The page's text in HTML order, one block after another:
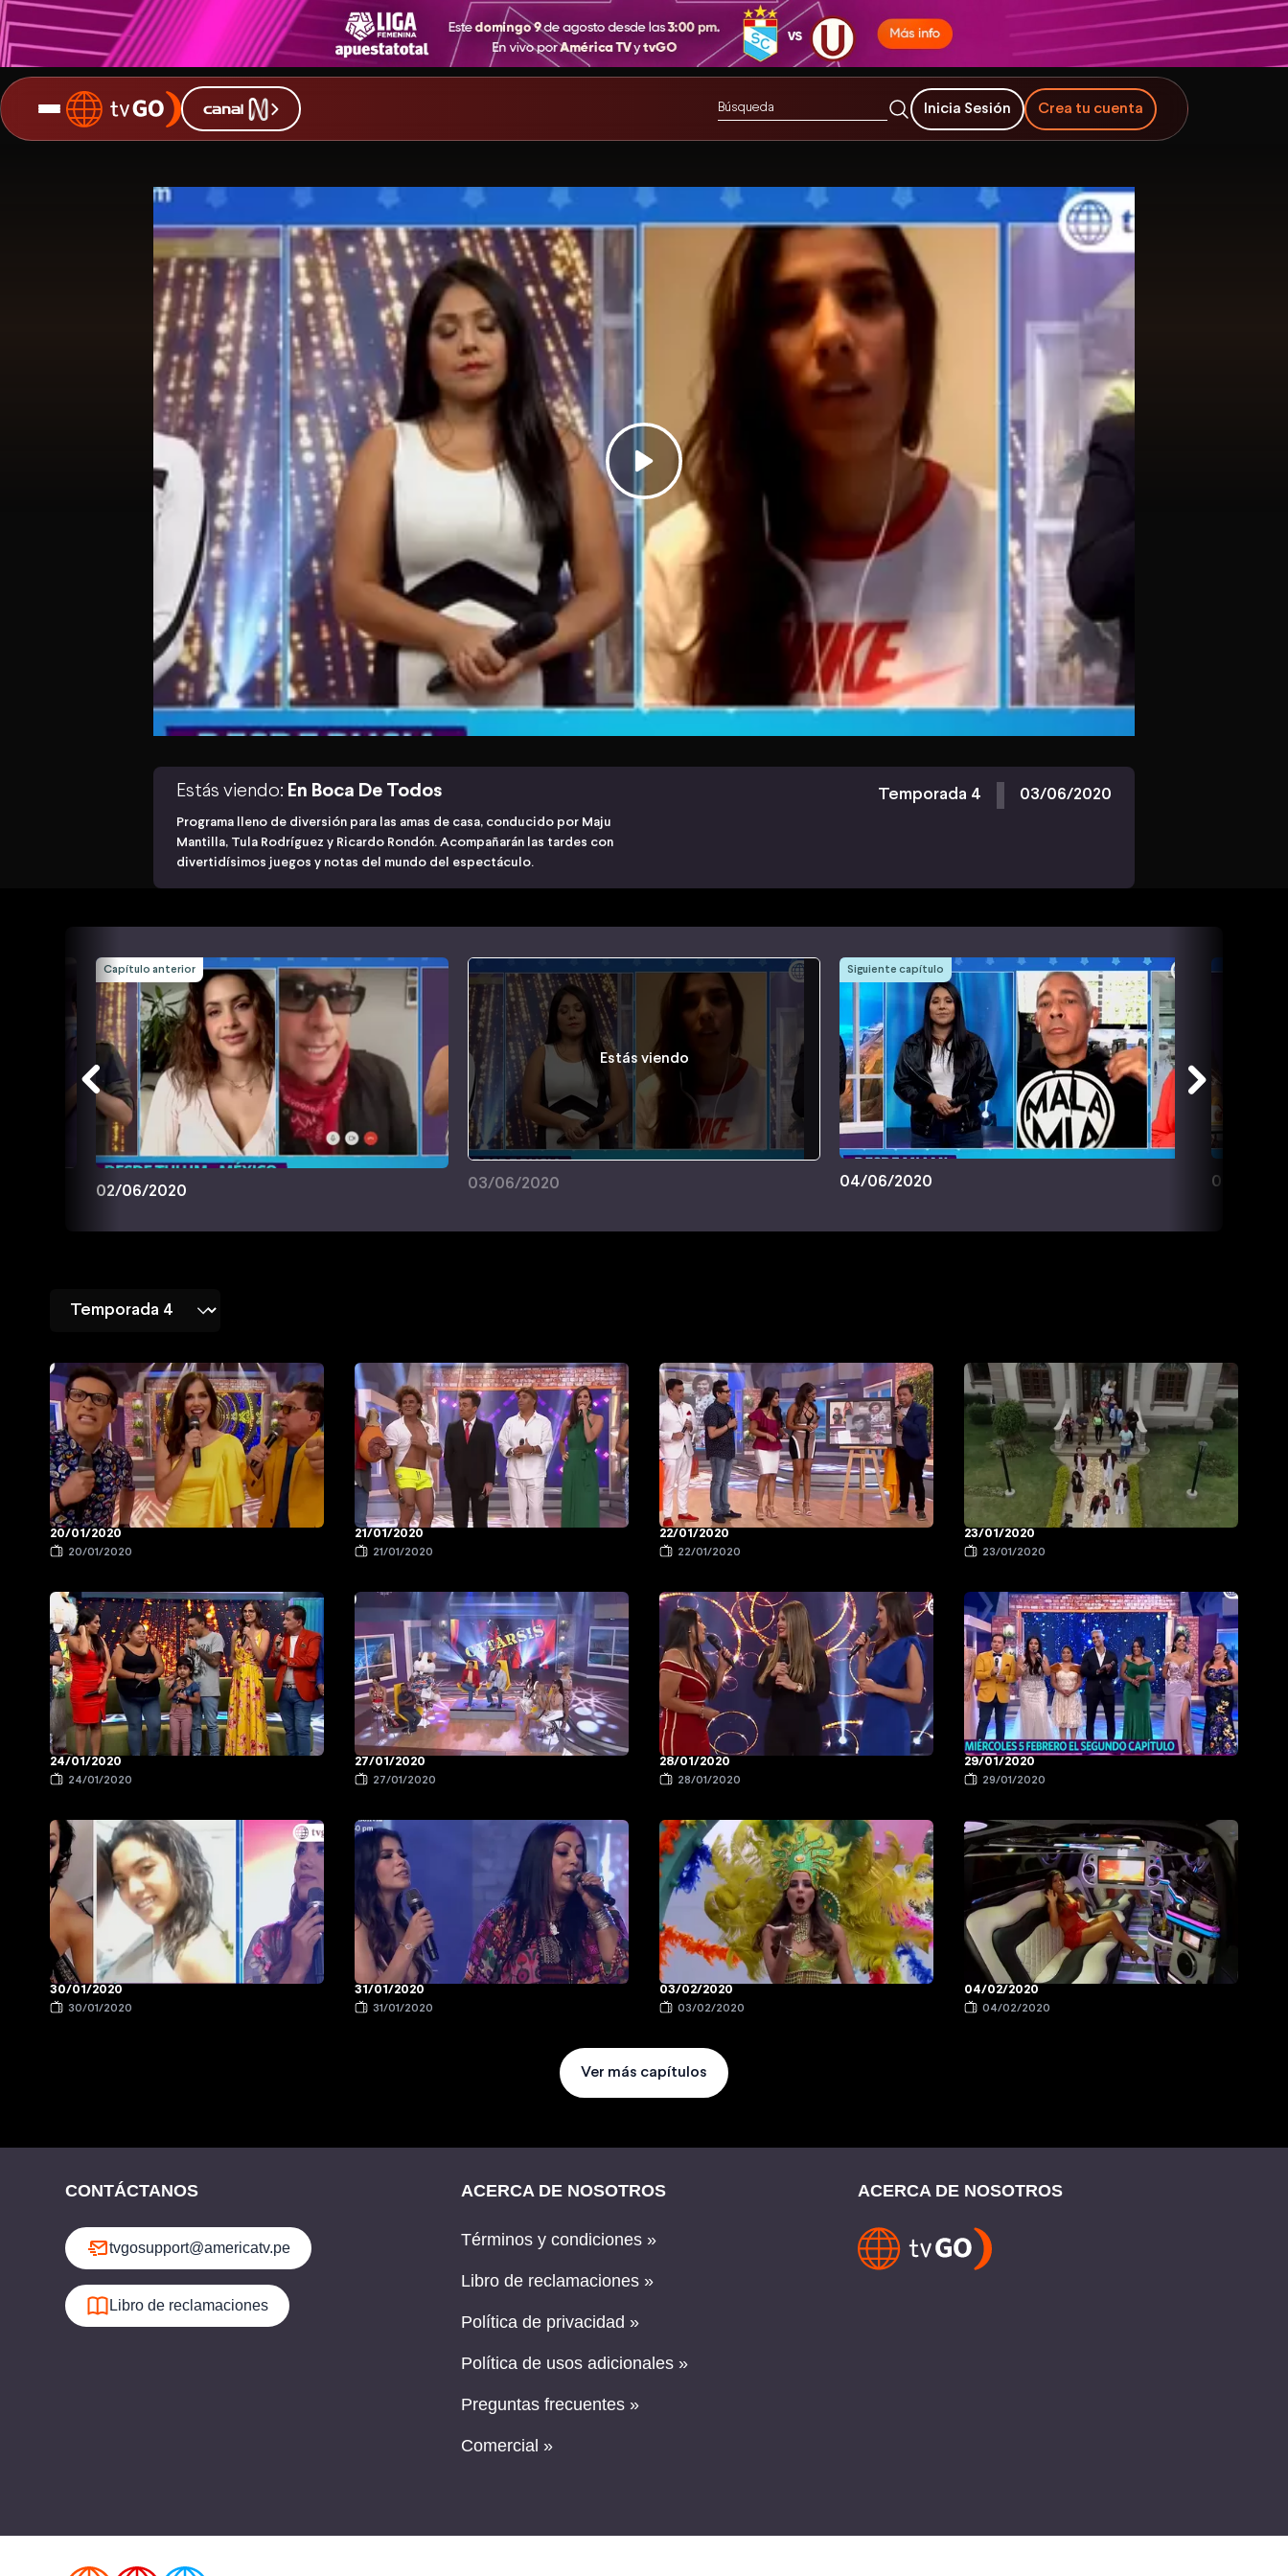
Inicia Sesión Crea tu cuenta
Estás viendo: En Boca De Todos
Programa lleno de diversión para las amas de casa, conducido por Maju
Mantilla, Tula Rodríguez y Ricardo Rondón. Acompañarán las tardes con
divertidísimos juegos y notas del mundo del espectáculo.
Temporada 4 03/06/2020
Capítulo anterior
02/06/2020
Estás viendo
03/06/2020
Siguiente capítulo
04/06/2020 05/06/
20/01/2020
20/01/2020
21/01/2020
21/01/2020
22/01/2020
22/01/2020
23/01/2020
23/01/2020
24/01/2020
24/01/2020
27/01/2020
27/01/2020
28/01/2020
28/01/2020
29/01/2020
29/01/2020
30/01/2020
30/01/2020
31/01/2020
31/01/2020
03/02/2020
03/02/2020
04/02/2020
04/02/2020
Ver más capítulos
CONTÁCTANOS
tvgosupport@americatv.pe
Libro de reclamaciones
ACERCA DE NOSOTROS
Términos y condiciones »
Libro de reclamaciones »
Política de privacidad »
Política de usos adicionales »
Preguntas frecuentes »
Comercial »
ACERCA DE NOSOTROS